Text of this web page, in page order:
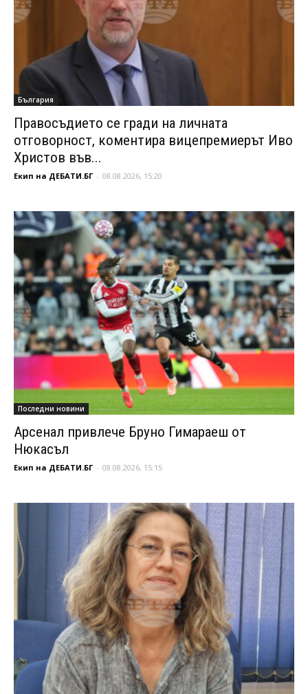
България
Правосъдието се гради на личната
отговорност, коментира вицепремиерът Иво
Христов във...
Екип на ДЕБАТИ.БГ - 08.08.2026, 15:20
Последни новини
Арсенал привлече Бруно Гимараеш от
Нюкасъл
Екип на ДЕБАТИ.БГ - 08.08.2026, 15:15